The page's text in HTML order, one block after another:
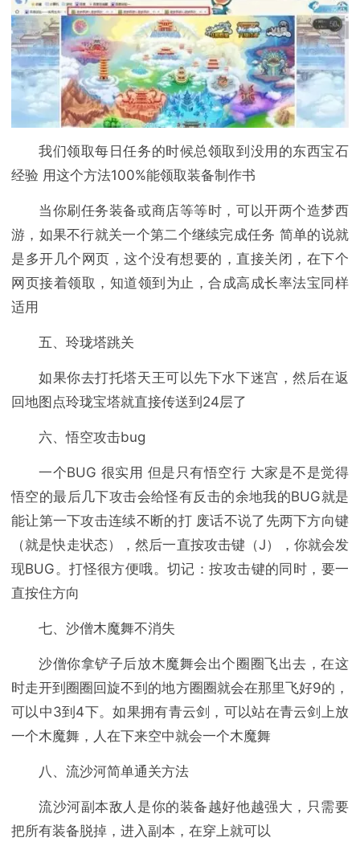
我们领取每日任务的时候总领取到没用的东西宝石
经验 用这个方法100%能领取装备制作书
当你刷任务装备或商店等等时，可以开两个造梦西
游，如果不行就关一个第二个继续完成任务 简单的说就
是多开几个网页，这个没有想要的，直接关闭，在下个
网页接着领取，知道领到为止，合成高成长率法宝同样
适用
五、玲珑塔跳关
如果你去打托塔天王可以先下水下迷宫，然后在返
回地图点玲珑宝塔就直接传送到24层了
六、悟空攻击bug
一个BUG 很实用 但是只有悟空行 大家是不是觉得
悟空的最后几下攻击会给怪有反击的余地我的BUG就是
能让第一下攻击连续不断的打 废话不说了先两下方向键
（就是快走状态），然后一直按攻击键（J），你就会发
现BUG。打怪很方便哦。切记：按攻击键的同时，要一
直按住方向
七、沙僧木魔舞不消失
沙僧你拿铲子后放木魔舞会出个圈圈飞出去，在这
时走开到圈圈回旋不到的地方圈圈就会在那里飞好9的，
可以中3到4下。如果拥有青云剑，可以站在青云剑上放
一个木魔舞，人在下来空中就会一个木魔舞
八、流沙河简单通关方法
流沙河副本敌人是你的装备越好他越强大，只需要
把所有装备脱掉，进入副本，在穿上就可以